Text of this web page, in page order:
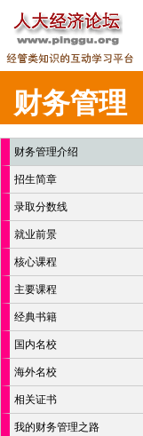
财务管理
财务管理介绍
招生简章
录取分数线
就业前景
核心课程
主要课程
经典书籍
国内名校
海外名校
相关证书
我的财务管理之路